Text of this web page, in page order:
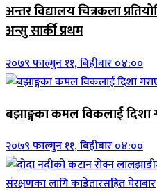
अन्तर विद्यालय चित्रकला
अन्सु सार्की प्रथम
२०७९ फाल्गुन ११, बिहीबार ०४:००
बझाङ्गका कमल विकलाई
२०७९ फाल्गुन ११, बिहीबार ०४:००